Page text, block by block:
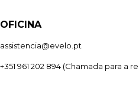
OFICINA
assistencia@evelo.pt
+351 961 202 894 (Chamada para a